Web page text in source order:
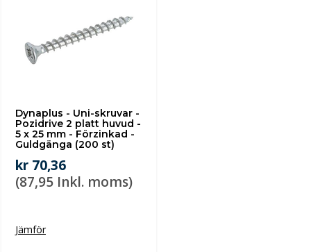
Dynaplus - Uni-skruvar -
Pozidrive 2 platt huvud -
5 x 25 mm - Förzinkad -
Guldgänga (200 st)
kr 70,36
(87,95 Inkl. moms)
Jämför